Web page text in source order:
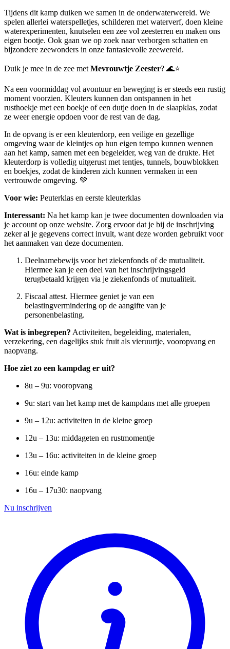
Tijdens dit kamp duiken we samen in de onderwaterwereld. We
spelen allerlei waterspelletjes, schilderen met waterverf, doen kleine
waterexperimenten, knutselen een zee vol zeesterren en maken ons
eigen bootje. Ook gaan we op zoek naar verborgen schatten en
bijzondere zeewonders in onze fantasievolle zeewereld.
Duik je mee in de zee met Mevrouwtje Zeester? 🌊⭐
Na een voormiddag vol avontuur en beweging is er steeds een rustig
moment voorzien. Kleuters kunnen dan ontspannen in het
rusthoekje met een boekje of een dutje doen in de slaapklas, zodat
ze weer energie opdoen voor de rest van de dag.
In de opvang is er een kleuterdorp, een veilige en gezellige
omgeving waar de kleintjes op hun eigen tempo kunnen wennen
aan het kamp, samen met een begeleider, weg van de drukte. Het
kleuterdorp is volledig uitgerust met tentjes, tunnels, bouwblokken
en boekjes, zodat de kinderen zich kunnen vermaken in een
vertrouwde omgeving. 💚
Voor wie: Peuterklas en eerste kleuterklas
Interessant: Na het kamp kan je twee documenten downloaden via
je account op onze website. Zorg ervoor dat je bij de inschrijving
zeker al je gegevens correct invult, want deze worden gebruikt voor
het aanmaken van deze documenten.
Deelnamebewijs voor het ziekenfonds of de mutualiteit.
Hiermee kan je een deel van het inschrijvingsgeld
terugbetaald krijgen via je ziekenfonds of mutualiteit.
Fiscaal attest. Hiermee geniet je van een
belastingvermindering op de aangifte van je
personenbelasting.
Wat is inbegrepen? Activiteiten, begeleiding, materialen,
verzekering, een dagelijks stuk fruit als vieruurtje, vooropvang en
naopvang.
Hoe ziet zo een kampdag er uit?
8u – 9u: vooropvang
9u: start van het kamp met de kampdans met alle groepen
9u – 12u: activiteiten in de kleine groep
12u – 13u: middageten en rustmomentje
13u – 16u: activiteiten in de kleine groep
16u: einde kamp
16u – 17u30: naopvang
Nu inschrijven